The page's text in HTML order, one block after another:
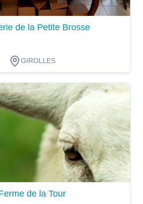
de la Petite Brosse
GIROLLES
de la Tour